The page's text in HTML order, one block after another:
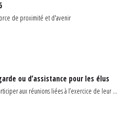
de proximité et d'avenir
ou d’assistance pour les élus
aux réunions liées à l’exercice de leur ...